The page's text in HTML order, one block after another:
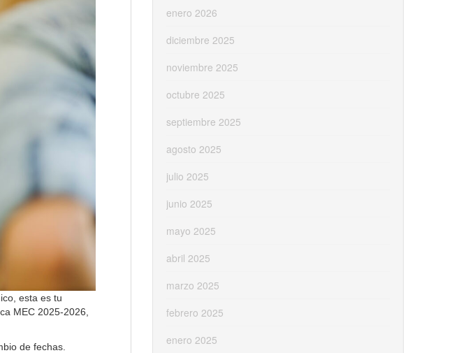
esta es tu
MEC 2025-2026,
de fechas.
enero 2026
diciembre 2025
noviembre 2025
octubre 2025
septiembre 2025
agosto 2025
julio 2025
junio 2025
mayo 2025
abril 2025
marzo 2025
febrero 2025
enero 2025